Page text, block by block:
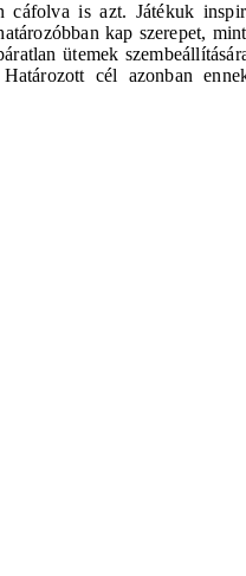
cáfolva is azt. Játékuk
kap szerepet,
ütemek
cél azonban